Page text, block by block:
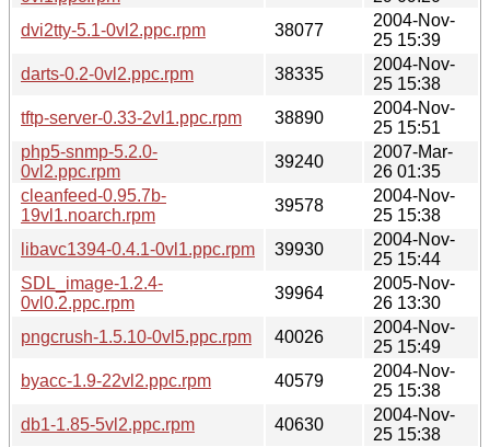
dvi2tty-5.1-0vl2.ppc.rpm
38077
2004-Nov-
25 15:39
darts-0.2-0vl2.ppc.rpm
38335
2004-Nov-
25 15:38
tftp-server-0.33-2vl1.ppc.rpm
38890
2004-Nov-
25 15:51
php5-snmp-5.2.0-
0vl2.ppc.rpm
39240
2007-Mar-
26 01:35
cleanfeed-0.95.7b-
19vl1.noarch.rpm
39578
2004-Nov-
25 15:38
libavc1394-0.4.1-0vl1.ppc.rpm
39930
2004-Nov-
25 15:44
SDL_image-1.2.4-
0vl0.2.ppc.rpm
39964
2005-Nov-
26 13:30
pngcrush-1.5.10-0vl5.ppc.rpm
40026
2004-Nov-
25 15:49
byacc-1.9-22vl2.ppc.rpm
40579
2004-Nov-
25 15:38
db1-1.85-5vl2.ppc.rpm
40630
2004-Nov-
25 15:38